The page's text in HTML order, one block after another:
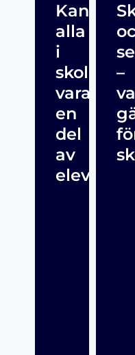
Kan
alla
i
skolan
vara
en
del
av
–